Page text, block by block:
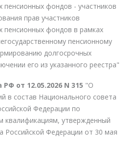
пенсионных фондов - участников
прав участников
пенсионных фондов в рамках
пенсионному
долгосрочных
его из указанного реестра"
от 12.05.2026 N 315 "О
в состав Национального совета
Федерации по
квалификациям, утвержденный
Российской Федерации от 30 мая